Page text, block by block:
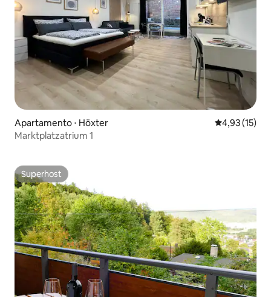
Apartamento ⋅ Höxter 4,93 de uma
4,93 (15)
Marktplatzatrium 1
Superhost
Superhost